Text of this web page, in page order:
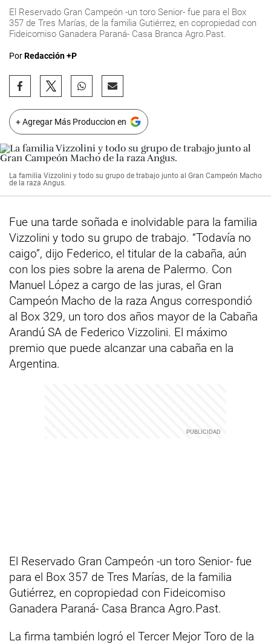
El Reservado Gran Campeón -un toro Senior- fue para el Box
357 de Tres Marías, de la familia Gutiérrez, en copropiedad con
Fideicomiso Ganadera Paraná- Casa Branca Agro.Past.
PorRedacción +P
+ Agregar Más Produccion en
La familia Vizzolini y todo su grupo de trabajo junto al Gran Campeón Macho
de la raza Angus.
Fue una tarde soñada e inolvidable para la familia
Vizzolini y todo su grupo de trabajo. “Todavía no
caigo”, dijo Federico, el titular de la cabaña, aún
con los pies sobre la arena de Palermo. Con
Manuel López a cargo de las juras, el Gran
Campeón Macho de la raza Angus correspondió
al Box 329, un toro dos años mayor de la Cabaña
Arandú SA de Federico Vizzolini. El máximo
premio que puede alcanzar una cabaña en la
Argentina.
El Reservado Gran Campeón -un toro Senior- fue
para el Box 357 de Tres Marías, de la familia
Gutiérrez, en copropiedad con Fideicomiso
Ganadera Paraná- Casa Branca Agro.Past.
La firma también logró el Tercer Mejor Toro de la